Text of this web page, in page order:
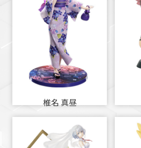
椎名 真昼